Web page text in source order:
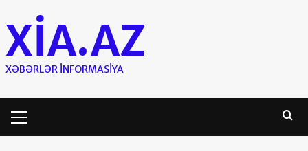
to
content
XIA.AZ
XƏBƏRLƏR INFORMASIYA
Menu